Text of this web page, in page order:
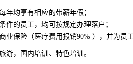
年均享有相应的带薪年假；
件的员工，均可按规定办理落户；
业保险（医疗费用报销90% ），并为员
游，国内培训、特色培训。